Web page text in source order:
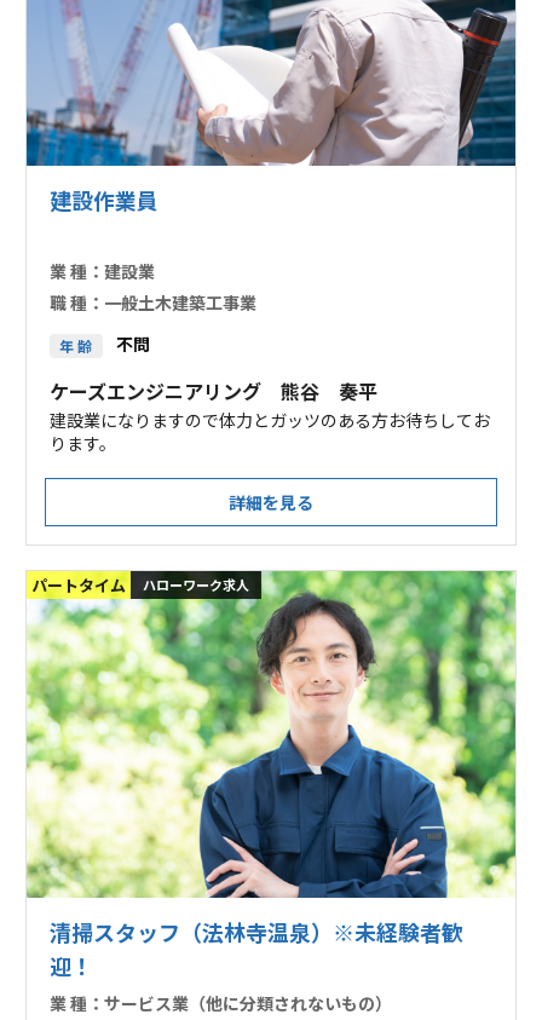
建設作業員
業 種： 建設業
職 種： 一般土木建築工事業
年 齢 不問
ケーズエンジニアリング 熊谷 奏平
建設業になりますので体力とガッツのある方お待ちしてお
ります。
詳細を見る
パートタイム ハローワーク求人
清掃スタッフ（法林寺温泉）※未経験者歓
迎！
業 種： サービス業（他に分類されないもの）